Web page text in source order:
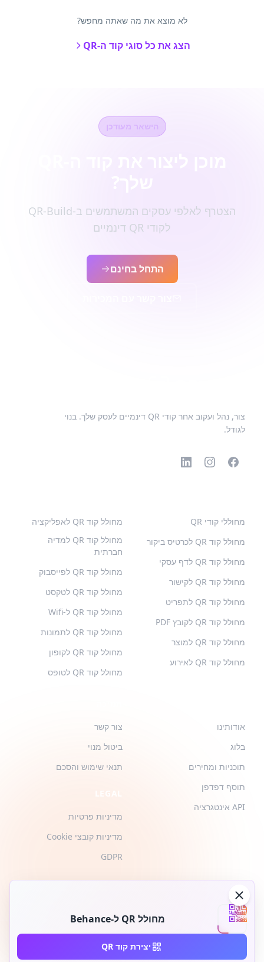
לא מוצא את מה שאתה מחפש?
הצג את כל סוגי קוד ה-QR
מחולל QR ל-Behance
יצירת קוד QR
הישאר מעודכן
הצטרף לאלפי עסקים המשתמשים ב-QR-Build
לקודי QR דינמיים
התחל בחינם
צור, נהל ועקוב אחר קודי QR דינמיים לעסק שלך. בנוי
לגודל.
מחוללי קודי QR
מחולל קוד QR לכרטיס ביקור
מחולל קוד QR לדף עסקי
מחולל קוד QR לקישור
מחולל קוד QR לתפריט
מחולל קוד QR לקובץ PDF
מחולל קוד QR למוצר
מחולל קוד QR לאירוע
מחולל קוד QR לאפליקציה
מחולל קוד QR למדיה
חברתית
מחולל קוד QR לפייסבוק
מחולל קוד QR לטקסט
מחולל קוד QR ל-Wifi
מחולל קוד QR לתמונות
מחולל קוד QR לקופון
מחולל קוד QR לטופס
אודותינו
בלוג
תוכניות ומחירים
תוסף דפדפן
API אינטגרציה
צור קשר
ביטול מנוי
תנאי שימוש והסכם
מדיניות פרטיות
מדיניות קובצי Cookie
GDPR